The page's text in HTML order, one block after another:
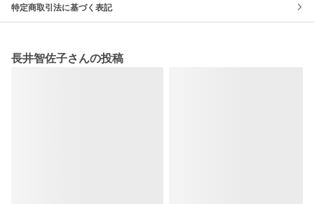
特定商取引法に基づく表記
長井智佐子さんの投稿